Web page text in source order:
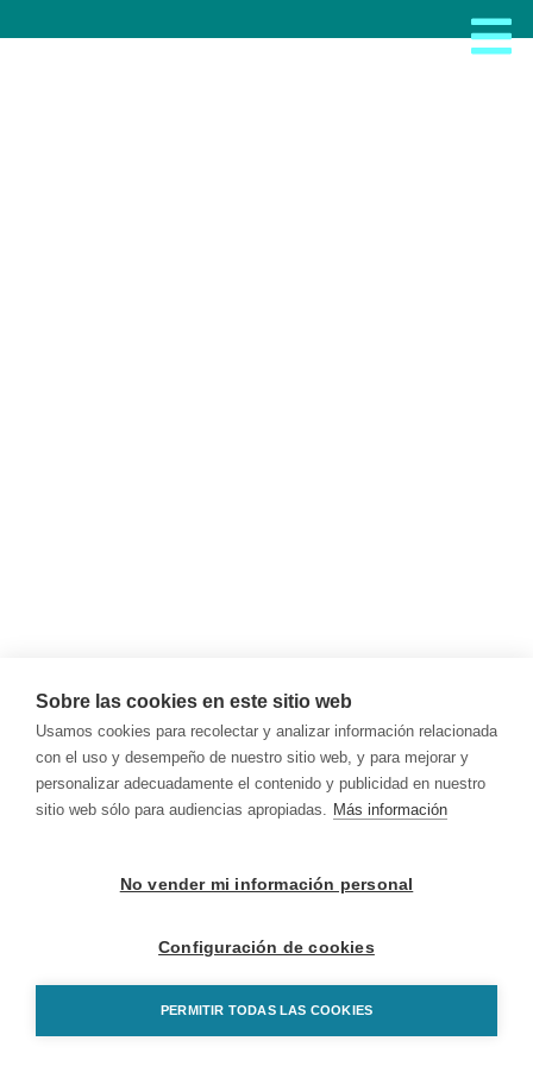
Sobre las cookies en este sitio web
Usamos cookies para recolectar y analizar información relacionada
con el uso y desempeño de nuestro sitio web, y para mejorar y
personalizar adecuadamente el contenido y publicidad en nuestro
sitio web sólo para audiencias apropiadas. Más información
No vender mi información personal
Configuración de cookies
PERMITIR TODAS LAS COOKIES